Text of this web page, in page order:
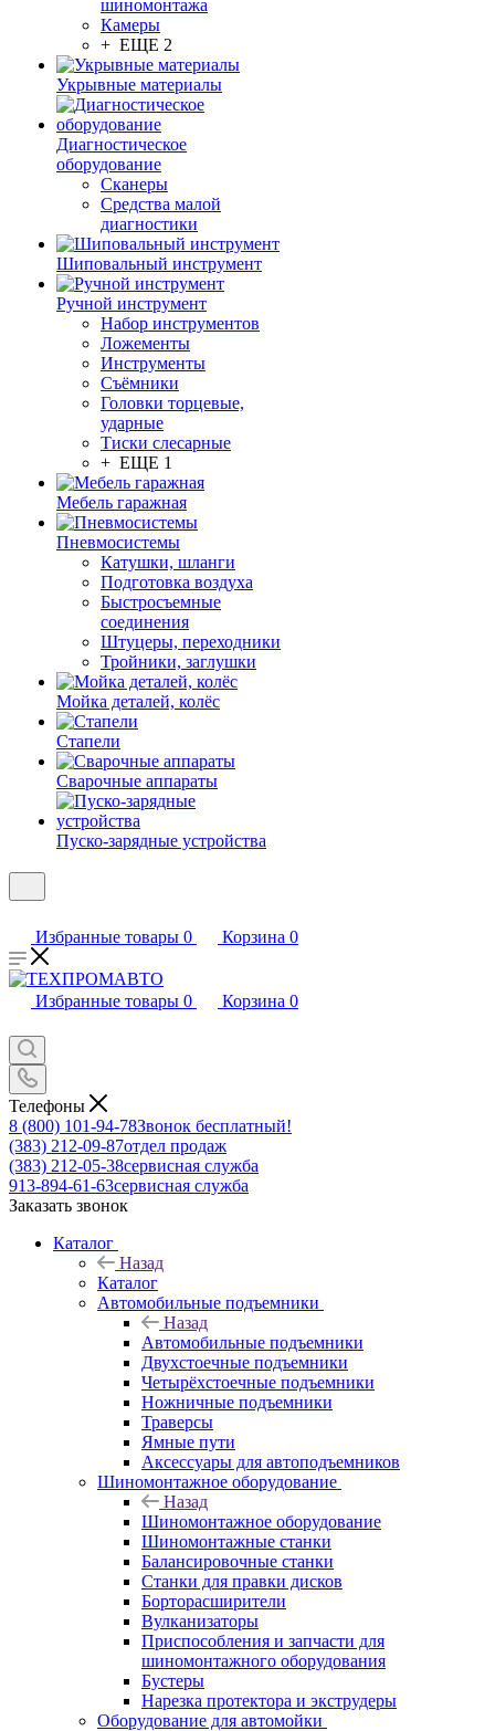
шиномонтажа
Камеры
+ ЕЩЕ 2
Укрывные материалы
Диагностическое
оборудование
Сканеры
Средства малой
диагностики
Шиповальный инструмент
Ручной инструмент
Набор инструментов
Ложементы
Инструменты
Съёмники
Головки торцевые,
ударные
Тиски слесарные
+ ЕЩЕ 1
Мебель гаражная
Пневмосистемы
Катушки, шланги
Подготовка воздуха
Быстросъемные
соединения
Штуцеры, переходники
Тройники, заглушки
Мойка деталей, колёс
Стапели
Сварочные аппараты
Пуско-зарядные устройства
Избранные товары 0 Корзина 0
Избранные товары 0 Корзина 0
Телефоны
8 (800) 101-94-78Звонок бесплатный!
(383) 212-09-87отдел продаж
(383) 212-05-38сервисная служба
913-894-61-63сервисная служба
Заказать звонок
Каталог
Назад
Каталог
Автомобильные подъемники
Назад
Автомобильные подъемники
Двухстоечные подъемники
Четырёхстоечные подъемники
Ножничные подъемники
Траверсы
Ямные пути
Аксессуары для автоподъемников
Шиномонтажное оборудование
Назад
Шиномонтажное оборудование
Шиномонтажные станки
Балансировочные станки
Станки для правки дисков
Борторасширители
Вулканизаторы
Приспособления и запчасти для
шиномонтажного оборудования
Бустеры
Нарезка протектора и экструдеры
Оборудование для автомойки